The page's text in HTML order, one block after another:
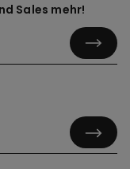
Sales mehr!